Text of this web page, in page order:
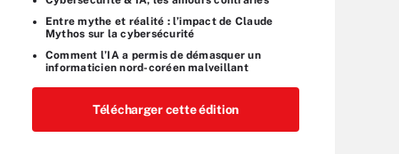
Entre mythe et réalité : l’impact de Claude
Mythos sur la cybersécurité
Comment l’IA a permis de démasquer un
informaticien nord-coréen malveillant
Télécharger cette édition